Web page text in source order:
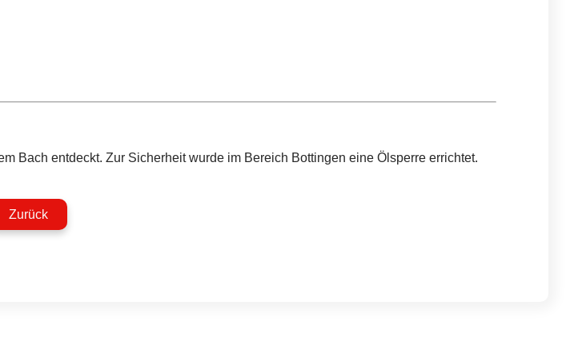
Bach entdeckt. Zur Sicherheit wurde im Bereich Bottingen eine Ölsperre errichtet.
Zurück